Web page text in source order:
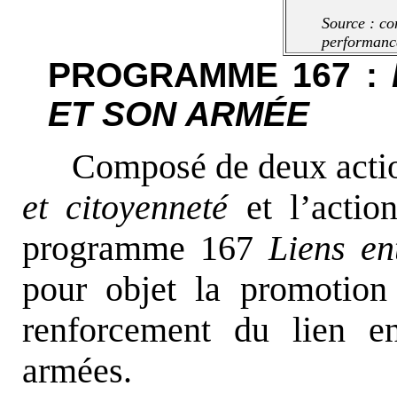
Source :
PROGRAMME 167 :
ET SON ARMÉE
Composé de deux
et citoyenneté et
programme 167 Liens
pour objet la
renforcement du lien
armées.